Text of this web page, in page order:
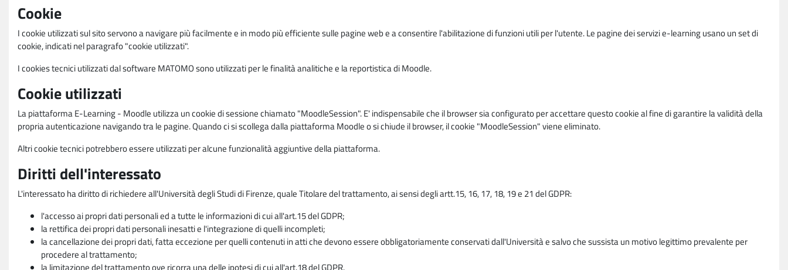
Cookie
I cookie utilizzati sul sito servono a navigare più facilmente e in modo più efficiente sulle pagine web e a consentire l'abilitazione di funzioni utili per l'utente. Le pagine dei servizi e-learning usano un set di
cookie, indicati nel paragrafo "cookie utilizzati".
I cookies tecnici utilizzati dal software MATOMO sono utilizzati per le finalità analitiche e la reportistica di Moodle.
Cookie utilizzati
La piattaforma E-Learning - Moodle utilizza un cookie di sessione chiamato "MoodleSession". E' indispensabile che il browser sia configurato per accettare questo cookie al fine di garantire la validità della
propria autenticazione navigando tra le pagine. Quando ci si scollega dalla piattaforma Moodle o si chiude il browser, il cookie "MoodleSession" viene eliminato.
Altri cookie tecnici potrebbero essere utilizzati per alcune funzionalità aggiuntive della piattaforma.
Diritti dell'interessato
L'interessato ha diritto di richiedere all'Università degli Studi di Firenze, quale Titolare del trattamento, ai sensi degli artt.15, 16, 17, 18, 19 e 21 del GDPR:
l'accesso ai propri dati personali ed a tutte le informazioni di cui all'art.15 del GDPR;
la rettifica dei propri dati personali inesatti e l'integrazione di quelli incompleti;
la cancellazione dei propri dati, fatta eccezione per quelli contenuti in atti che devono essere obbligatoriamente conservati dall'Università e salvo che sussista un motivo legittimo prevalente per
procedere al trattamento;
la limitazione del trattamento ove ricorra una delle ipotesi di cui all'art.18 del GDPR.